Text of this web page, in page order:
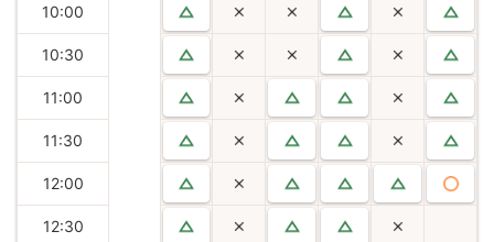
10:00
10:30
11:00
11:30
12:00
12:30